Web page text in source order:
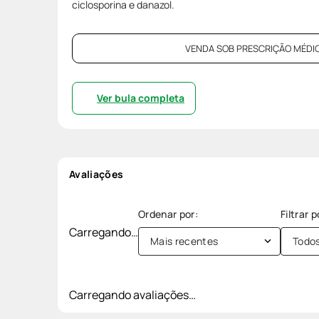
ciclosporina e danazol.
VENDA SOB PRESCRIÇÃO
Ver bula completa
Avaliações
Carregando…
Mais recentes
Carregando avaliações…